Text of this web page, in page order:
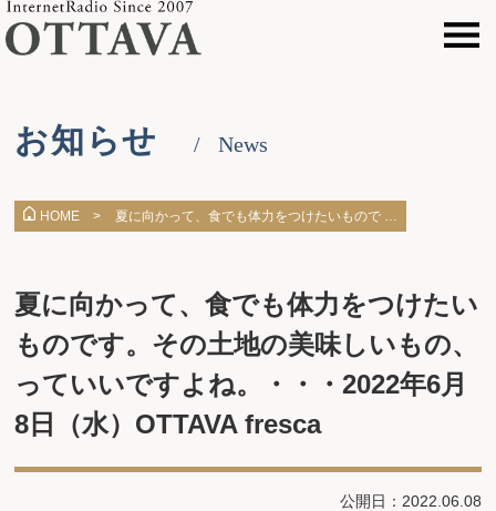
お知らせ News
HOME > 夏に向かって、食でも体力をつけたいもので …
夏に向かって、食でも体力をつけたい
ものです。その土地の美味しいもの、
っていいですよね。・・・2022年6月
8日（水）OTTAVA fresca
公開日：2022.06.08